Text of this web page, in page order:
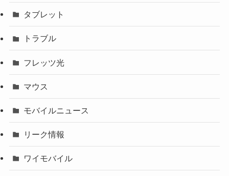
タブレット
トラブル
フレッツ光
マウス
モバイルニュース
リーク情報
ワイモバイル